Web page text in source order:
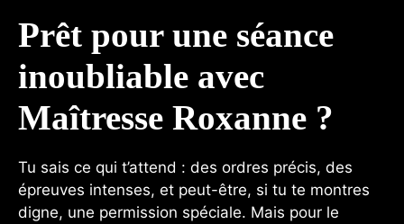
Prêt pour une séance
inoubliable avec
Maîtresse Roxanne ?
Tu sais ce qui t’attend : des ordres précis, des
épreuves intenses, et peut-être, si tu te montres
digne, une permission spéciale. Mais pour le